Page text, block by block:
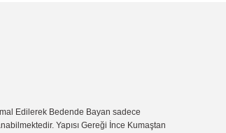
Edilerek Bedende Bayan sadece
Yapısı Gereği İnce Kumaştan